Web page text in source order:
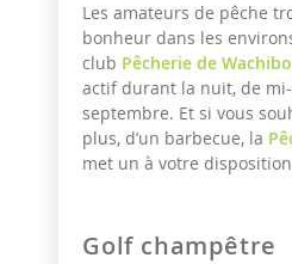
Les amateurs de pêche
bonheur dans les
club Pêcherie de
actif durant la nuit, de
septembre. Et si vous
plus, d’un barbecue, la
met un à votre
Golf champêtre